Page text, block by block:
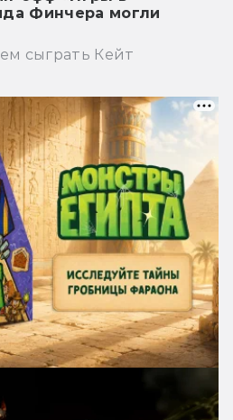
Финчера могли
сыграть Кейт